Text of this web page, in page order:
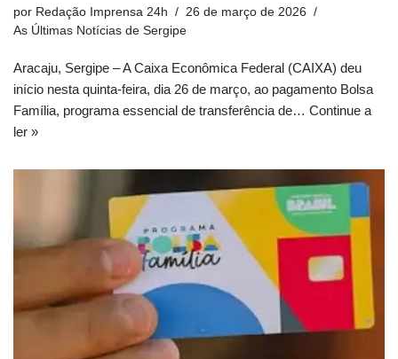
por Redação Imprensa 24h
26 de março de 2026
As Últimas Notícias de Sergipe
Aracaju, Sergipe – A Caixa Econômica Federal (CAIXA) deu
início nesta quinta-feira, dia 26 de março, ao pagamento Bolsa
Família, programa essencial de transferência de… Continue a
ler »